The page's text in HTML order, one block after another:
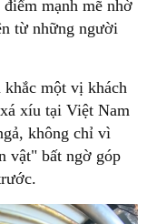
mạnh mẽ nhờ
từ những người
một vị khách
xíu tại Việt Nam
không chỉ vì
vật" bất ngờ góp